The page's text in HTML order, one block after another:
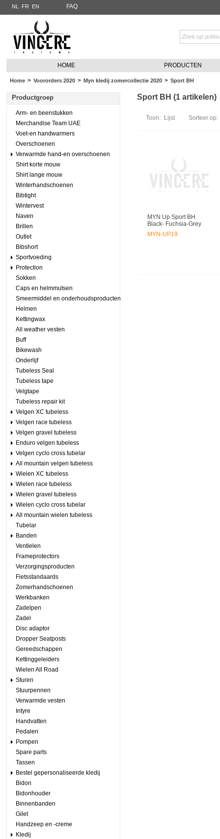
NL FR EN FAQ
HOME PRODUCTEN
Home > Voororders 2020 > Myn kledij zomercollectie 2020 > Sport BH
Productgroep
Arm- en beenstukken
Merchandise Team UAE
Voet-en handwarmers
Overschoenen
Verwarmde hand-en overschoenen
Shirt korte mouw
Shirt lange mouw
Winterhandschoenen
Bibtight
Wintervest
Naven
Brillen
Outlet
Bibshort
Sportvoeding
Protection
Sokken
Caps en helmmutsen
Smeermiddel en onderhoudsproducten
Helmen
Kettingwax
All weather vesten
Buff
Bikewash
Onderlijf
Tubeless Seal
Tubeless tape
Velgtape
Tubeless repair kit
Velgen XC tubeless
Velgen race tubeless
Velgen gravel tubeless
Enduro velgen tubeless
Velgen cyclo cross tubelar
All mountain velgen tubeless
Wielen XC tubeless
Wielen race tubeless
Wielen gravel tubeless
Wielen cyclo cross tubelar
All mountain wielen tubeless
Tubelar
Banden
Ventielen
Frameprotectors
Verzorgingsproducten
Fietsstandaards
Zomerhandschoenen
Werkbanken
Zadelpen
Zadel
Disc adaptor
Dropper Seatposts
Gereedschappen
Kettinggeleiders
Wielen All Road
Sturen
Stuurpennen
Verwarmde vesten
Intyre
Handvatten
Pedalen
Pompen
Spare parts
Tassen
Bestel gepersonaliseerde kledij
Bidon
Bidonhouder
Binnenbanden
Gilet
Handzeep en -creme
Kledij
Sport BH (1 artikelen)
Toon: Lijst Sorteer op:
MYN Up Sport BH
Black- Fuchsia-Grey
MYN-UP19